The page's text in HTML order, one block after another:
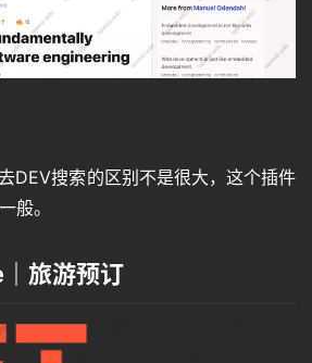
DEV搜索的区别不是很大，这个插件
般。
旅游预订